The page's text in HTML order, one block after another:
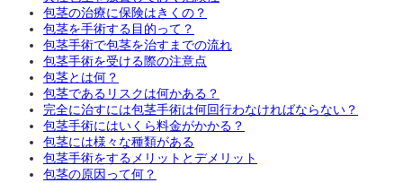
包茎の治療に保険はきくの？
包茎を手術する目的って？
包茎手術で包茎を治すまでの流れ
包茎手術を受ける際の注意点
包茎とは何？
包茎であるリスクは何かある？
完全に治すには包茎手術は何回行わなければならない？
包茎手術にはいくら料金がかかる？
包茎には様々な種類がある
包茎手術をするメリットとデメリット
包茎の原因って何？